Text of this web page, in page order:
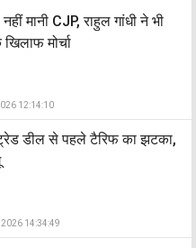
मानी CJP, राहुल गांधी ने भी
मोर्चा
12:14:10
डील से पहले टैरिफ का झटका,
14:34:49